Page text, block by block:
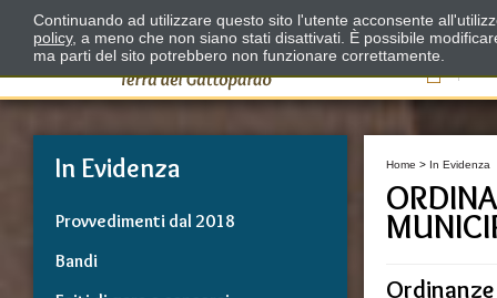
Il
In Evidenza
Provvedimenti dal 2018
Bandi
Home > In Evidenza
Continuando ad utilizzare questo sito l'utente acconsente
policy, a meno che non siano stati disattivati. È possibile
ma parti del sito potrebbero non funzionare correttamente.